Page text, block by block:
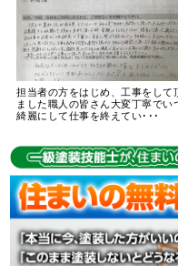
担当者の方をはじめ、工事をして
ました職人の皆さん大変丁寧でい
綺麗にして仕事を終えてい･･･